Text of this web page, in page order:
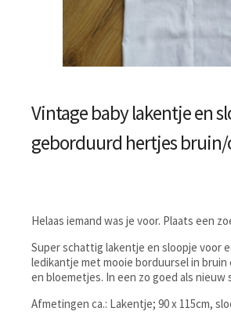
Vintage baby lakentje en
geborduurd hertjes
Helaas iemand was je voor. Plaats een
Super schattig lakentje en sloopje voor
ledikantje met mooie borduursel in bruin
en bloemetjes. In een zo goed als nieuw
Afmetingen ca.: Lakentje; 90 x 115cm,